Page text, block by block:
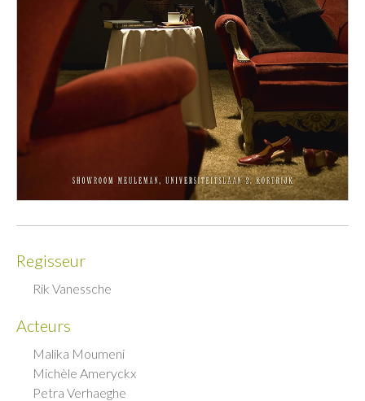
Regisseur
Rik Vanessche
Acteurs
Malika Moumeni
Michèle Ameryckx
Petra Verhaeghe